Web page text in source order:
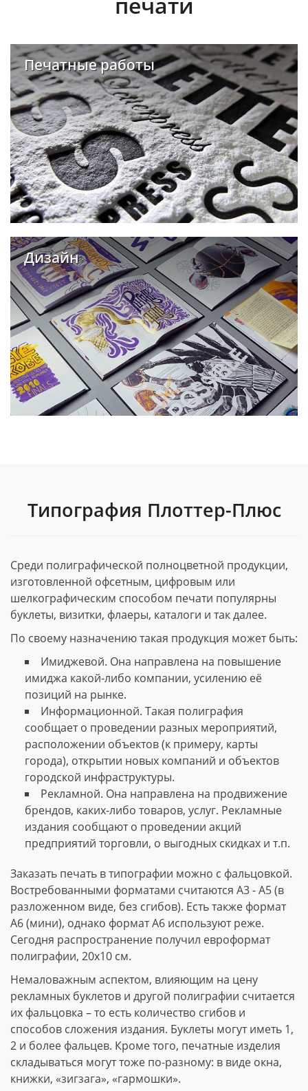
Печатные работы
Дизайн
Типография Плоттер-Плюс
Среди полиграфической полноцветной продукции,
изготовленной офсетным, цифровым или
шелкографическим способом печати популярны
буклеты, визитки, флаеры, каталоги и так далее.
По своему назначению такая продукция может быть:
Имиджевой. Она направлена на повышение
имиджа какой-либо компании, усилению её
позиций на рынке.
Информационной. Такая полиграфия
сообщает о проведении разных мероприятий,
расположении объектов (к примеру, карты
города), открытии новых компаний и объектов
городской инфраструктуры.
Рекламной. Она направлена на продвижение
брендов, каких-либо товаров, услуг. Рекламные
издания сообщают о проведении акций
предприятий торговли, о выгодных скидках и т.п.
Заказать печать в типографии можно с фальцовкой.
Востребованными форматами считаются А3 - А5 (в
разложенном виде, без сгибов). Есть также формат
А6 (мини), однако формат А6 используют реже.
Сегодня распространение получил евроформат
полиграфии, 20х10 см.
Немаловажным аспектом, влияющим на цену
рекламных буклетов и другой полиграфии считается
их фальцовка – то есть количество сгибов и
способов сложения издания. Буклеты могут иметь 1,
2 и более фальцев. Кроме того, печатные изделия
складываться могут тоже по-разному: в виде окна,
книжки, «зигзага», «гармошки».